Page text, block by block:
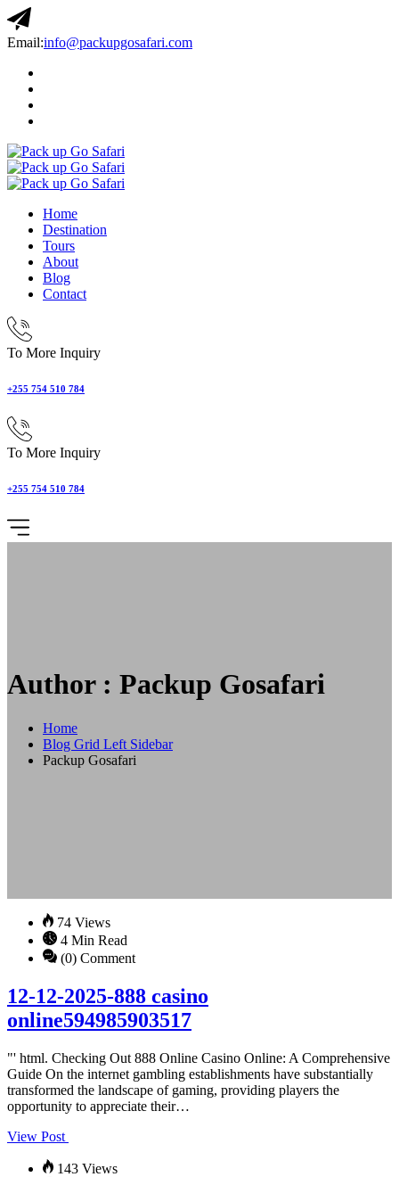
Email:info@packupgosafari.com
Home
Destination
Tours
About
Blog
Contact
To More Inquiry
+255 754 510 784
To More Inquiry
+255 754 510 784
Author : Packup Gosafari
Home
Blog Grid Left Sidebar
Packup Gosafari
74 Views
4 Min Read
(0) Comment
12-12-2025-888 casino
online594985903517
"' html. Checking Out 888 Online Casino Online: A Comprehensive
Guide On the internet gambling establishments have substantially
transformed the landscape of gaming, providing players the
opportunity to appreciate their…
View Post
143 Views